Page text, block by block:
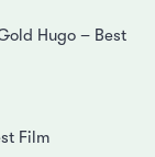
Hugo – Best
Film